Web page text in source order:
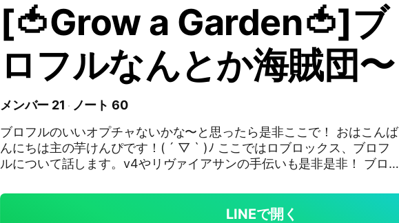
[🍅Grow a Garden🍅]ブ
ロフルなんとか海賊団〜
メンバー 21
ノート 60
ブロフルのいいオプチャないかな〜と思ったら是非ここで！ おはこんば
んにちは主の芋けんぴです！( ´ ▽ ` )ﾉ ここではロブロックス、ブロフ
ルについて話します。v4やリヴァイアサンの手伝いも是非是非！ ブロ
LINEで開く